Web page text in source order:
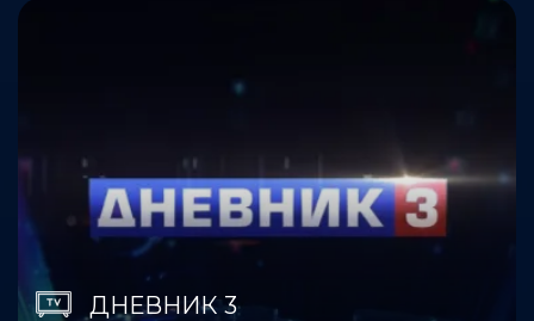
ДНЕВНИК 3